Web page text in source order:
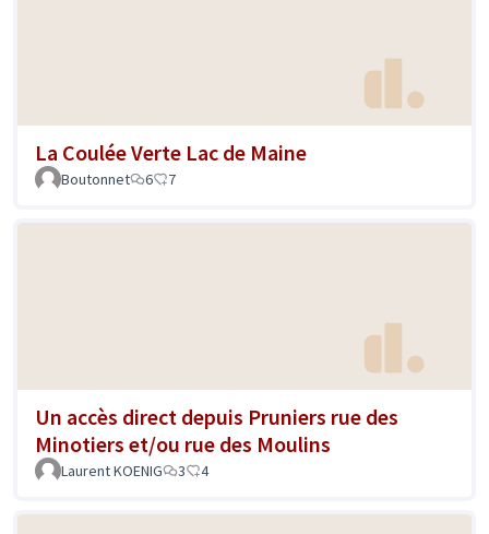
La Coulée Verte Lac de Maine
Boutonnet 6 7
Un accès direct depuis Pruniers rue des
Minotiers et/ou rue des Moulins
Laurent KOENIG 3 4